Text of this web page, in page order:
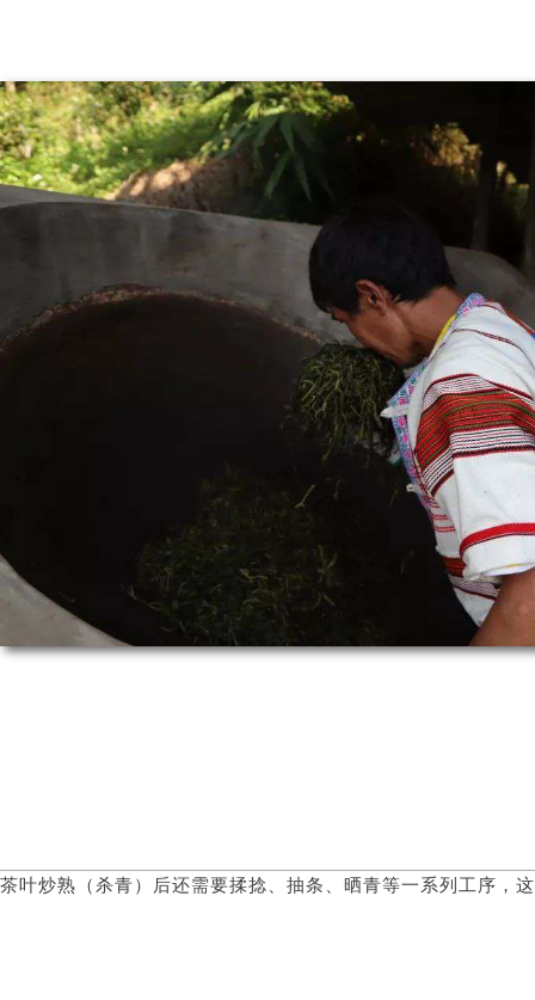
茶叶炒熟（杀青）后还需要揉捻、抽条、晒青等一系列工序，